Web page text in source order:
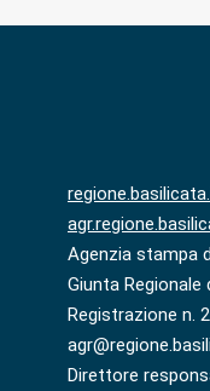
Agenzia stampa
Giunta Regionale
Registrazione n.
Direttore